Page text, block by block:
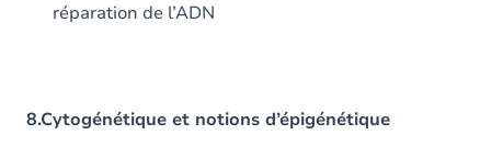
réparation de l’ADN
8.Cytogénétique et notions d’épigénétique